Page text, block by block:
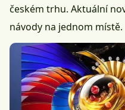
českém trhu. Aktuální
návody na jednom místě.